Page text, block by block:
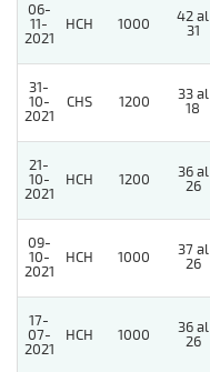
06-
11-
2021
HCH 1000
42 al
31
31-
10-
2021
CHS 1200
33 al
18
21-
10-
2021
HCH 1200
36 al
26
09-
10-
2021
HCH 1000
37 al
26
17-
07-
2021
HCH 1000
36 al
26